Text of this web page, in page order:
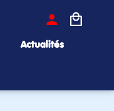
Actualités